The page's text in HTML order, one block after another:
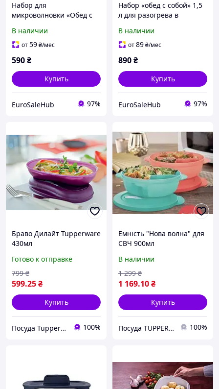
Набор для
микроволновки «Обед с
В наличии
от59₴/мес
590₴
Купить
EuroSaleHub 97%
Набор «обед с собой» 1,5
л для разогрева в
tupperware
В наличии
от89₴/мес
890₴
Купить
EuroSaleHub 97%
Браво Дилайт Tupperware
430мл
Готово к отправке
599.25₴
799 ₴
Купить
Посуда Tupperware 100%
Емність "Нова волна" для
СВЧ 900мл
В наличии
1 169.10₴
1 299 ₴
Купить
Посуда TUPPERWARE 100%